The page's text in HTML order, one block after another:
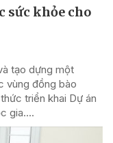
sức khỏe cho
tạo dựng một
vùng đồng bào
triển khai Dự án
gia....